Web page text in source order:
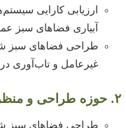
ارزیابی کارایی
آبیاری فضاهای سبز
طراحی فضاهای سبز
غیرعامل و تاب‌آوری
۲. حوزه طراحی و منظر شهری
طراحی فضاهای سبز